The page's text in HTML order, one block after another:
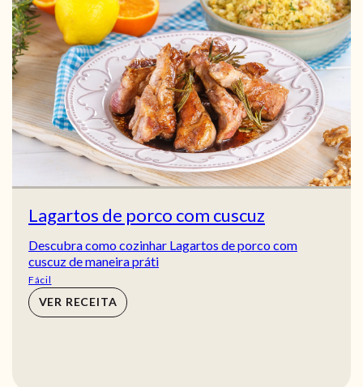
Lagartos de porco com cuscuz
Descubra como cozinhar Lagartos de porco com
cuscuz de maneira práti
Fácil
VER RECEITA